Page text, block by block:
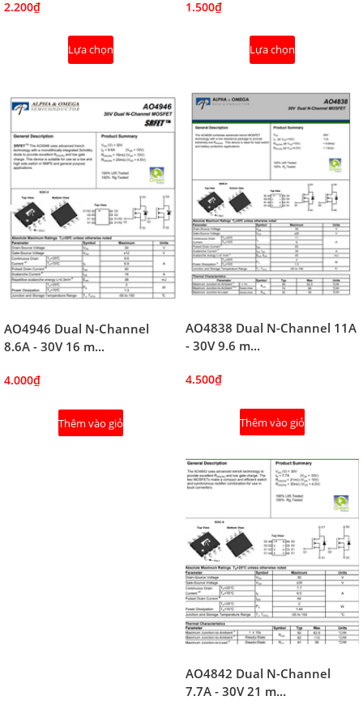
2.200₫
Lựa chọn
1.500₫
Lựa chọn
AO4946 Dual N-Channel
8.6A - 30V 16 m...
4.000₫
Thêm vào giỏ
AO4838 Dual N-Channel 11A
- 30V 9.6 m...
4.500₫
Thêm vào giỏ
AO4842 Dual N-Channel
7.7A - 30V 21 m...